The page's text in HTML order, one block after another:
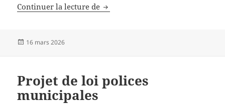
Continuer la lecture de Procès à Limoges
Publié
16 mars 2026
Projet de loi polices
municipales